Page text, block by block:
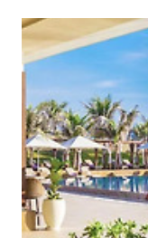
www.agoda.com 안 람
Van Bay)/대학교닷컴/베
(An Lam Retreats Ninh
나짱, 베트남 안 람 리트리